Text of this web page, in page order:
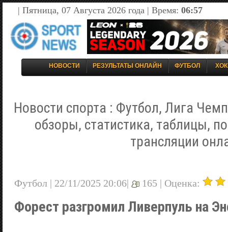
| Пятница, 07 Августа 2026 года | Время: 06:57
НОВОСТИ РЕЗУЛЬТАТЫ ОНЛАЙН ФУТБОЛ
Новости спорта : Футбол, Лига
обзоры, статистика, таблицы,
трансляции
Футбол | 22/11/2025 20:06| 165 | Оценка:
Форест разгромил Ливерпуль на